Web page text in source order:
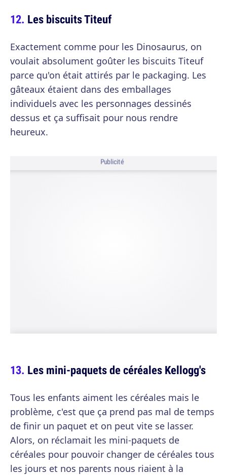
Les biscuits Titeuf
Exactement comme pour les Dinosaurus, on
voulait absolument goûter les biscuits Titeuf
parce qu'on était attirés par le packaging. Les
gâteaux étaient dans des emballages
individuels avec les personnages dessinés
dessus et ça suffisait pour nous rendre
heureux.
Publicité
Les mini-paquets de céréales Kellogg's
Tous les enfants aiment les céréales mais le
problème, c'est que ça prend pas mal de temps
de finir un paquet et on peut vite se lasser.
Alors, on réclamait les mini-paquets de
céréales pour pouvoir changer de céréales tous
les jours et nos parents nous riaient à la